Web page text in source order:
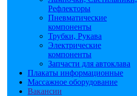
Рефлекторы
Пневматические
компоненты
Трубки, Рукава
Электрические
компоненты
Запчасти для автоклава
Плакаты информационные
Массажное оборудование
Вакансии